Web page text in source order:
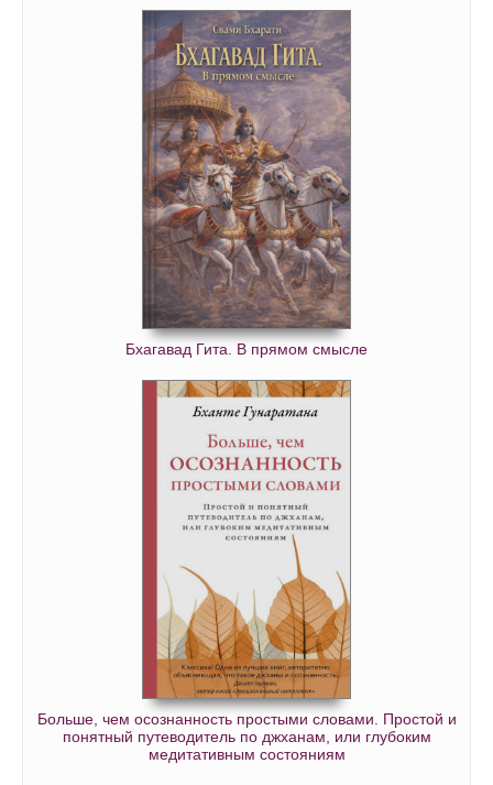
Бхагавад Гита. В прямом смысле
Больше, чем осознанность простыми словами. Простой и
понятный путеводитель по джханам, или глубоким
медитативным состояниям